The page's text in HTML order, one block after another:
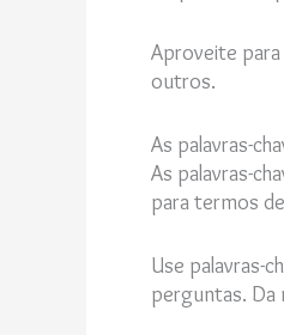
Aproveite
outros.
As palavras-
As palavras-
para termos
Use palavras-
perguntas. Da